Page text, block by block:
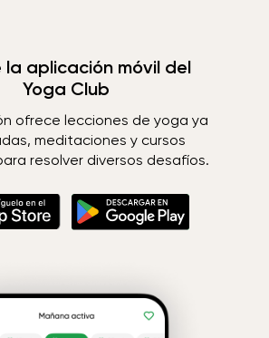
la aplicación móvil del
Yoga Club
ofrece lecciones de yoga ya
meditaciones y cursos
resolver diversos desafíos.